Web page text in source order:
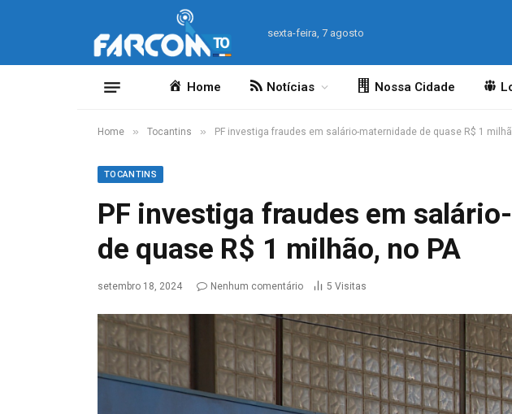
sexta-feira, 7 agosto
Home Notícias Nossa Cidade
Home » Tocantins » PF investiga fraudes em salário-maternidade de quase R$ 1
TOCANTINS
PF investiga fraudes em
de quase R$ 1 milhão, no PA
setembro 18, 2024 Nenhum comentário 5 Visitas